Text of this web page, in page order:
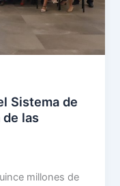
Sistema de
las
millones de